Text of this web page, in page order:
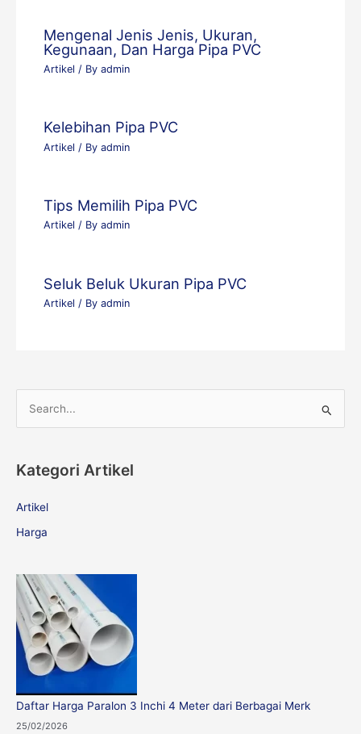
Mengenal Jenis Jenis, Ukuran,
Kegunaan, Dan Harga Pipa PVC
Artikel / Byadmin
Kelebihan Pipa PVC
Artikel / Byadmin
Tips Memilih Pipa PVC
Artikel / Byadmin
Seluk Beluk Ukuran Pipa PVC
Artikel / Byadmin
r
r
Kategori Artikel
Artikel
Harga
Daftar Harga Paralon 3 Inchi 4 Meter dari Berbagai Merk
25/02/2026